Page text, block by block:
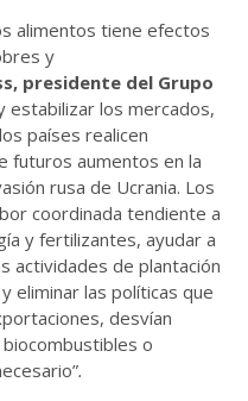
alimentos tiene efectos
y
presidente del Grupo
estabilizar los mercados,
países realicen
futuros aumentos en la
rusa de Ucrania. Los
coordinada tendiente a
y fertilizantes, ayudar a
actividades de plantación
eliminar las políticas que
desvían
o
.